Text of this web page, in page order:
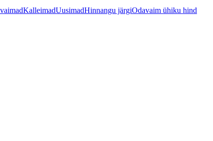
KalleimadUusimadHinnangu järgiOdavaim ühiku hind